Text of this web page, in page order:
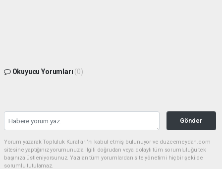
Okuyucu Yorumları (0)
Gönder
Yorum yazarak Topluluk Kuralları’nı kabul etmiş bulunuyor ve duzcemeydan.com
sitesine yaptığınız yorumunuzla ilgili doğrudan veya dolaylı tüm sorumluluğu tek
başınıza üstleniyorsunuz. Yazılan tüm yorumlardan site yönetimi hiçbir şekilde
sorumlu tutulamaz.